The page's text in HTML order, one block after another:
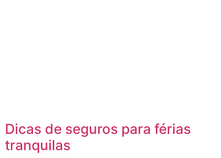
Dicas de seguros para férias
tranquilas